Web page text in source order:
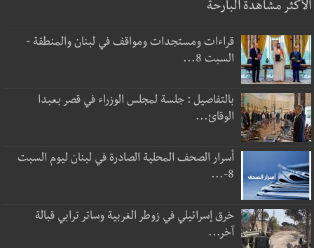
الأكثر مشاهدة البارحة
قراءات ومستجدات ومواقف في لبنان والمنطقة -
السبت 8...
بالتفاصيل : جلسة لمجلس الوزراء في قصر بعبدا
الوقائ...
أسرار الصحف المحلية الصادرة في لبنان ليوم السبت
8-...
خرق إسرائيلي في زوطر الغربية وساتر ترابي قبالة
آخر...